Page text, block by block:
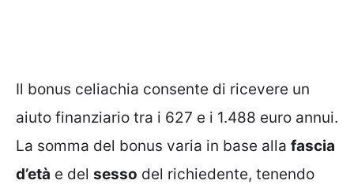
Il bonus celiachia consente di ricevere un
aiuto finanziario tra i 627 e i 1.488 euro annui.
La somma del bonus varia in base alla fascia
d’età e del sesso del richiedente, tenendo